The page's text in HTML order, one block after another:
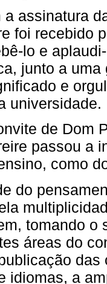
a assinatura
foi recebido
lo e
junto a
e
universidade.
de Dom
passou a
como
do
tomando o
áreas do
das
idiomas, a